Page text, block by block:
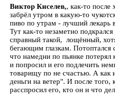
Виктор Киселев,, как-то после
забрёл утром в какую-то
пиво по утрам - лучший лекарь
Тут как-то незаметно
справный такой, лощённый,
бегающим глазкам. Потоптался
что намедни по пьянке потерял
и попросил и его подлечить
товарищу по не счастью. А как
деньги на ветер". И после того,
расспросил его, кто он и что